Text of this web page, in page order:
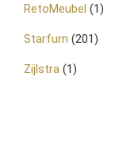
RetoMeubel (1)
Starfurn (201)
Zijlstra (1)